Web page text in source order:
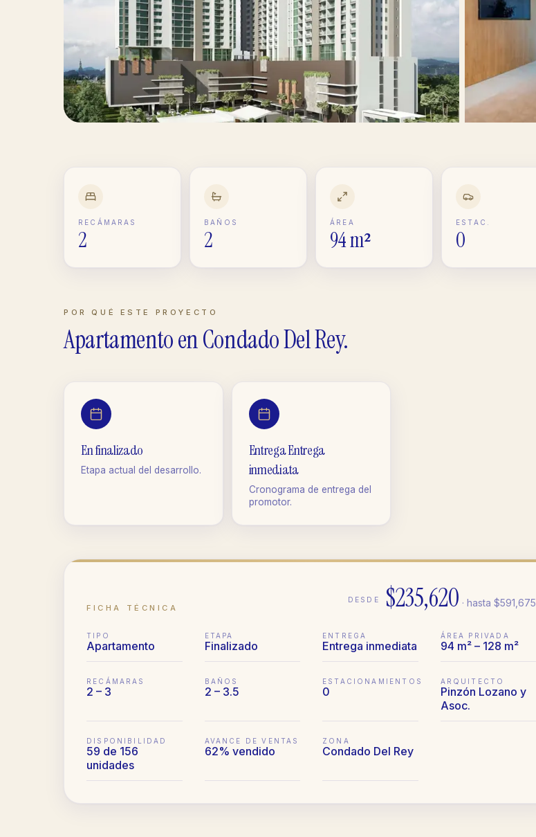
RECÁMARAS
2
BAÑOS
2
ÁREA
94 m²
ESTAC.
0
POR QUÉ ESTE PROYECTO
ApartamentoenCondado Del Rey.
En finalizado
Etapa actual del desarrollo.
Entrega Entrega
inmediata
Cronograma de entrega del
promotor.
FICHA TÉCNICA
DESDE $235,620 · hasta $591,675
TIPO
Apartamento
ETAPA
Finalizado
ENTREGA
Entrega inmediata
ÁREA PRIVADA
94 m² – 128 m²
RECÁMARAS
2 – 3
BAÑOS
2 – 3.5
ESTACIONAMIENTOS
0
ARQUITECTO
Pinzón Lozano y
Asoc.
DISPONIBILIDAD
59 de 156
unidades
AVANCE DE VENTAS
62% vendido
ZONA
Condado Del Rey